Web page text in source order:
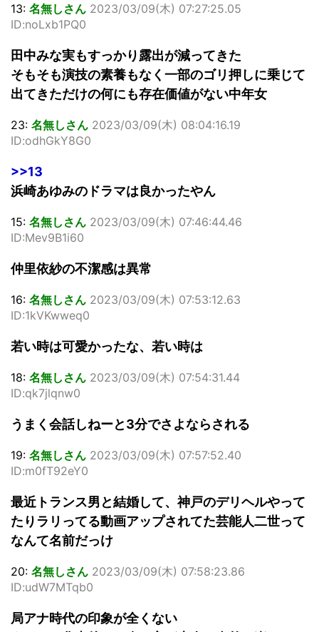
13: 名無しさん 2023/03/09(木) 07:27:25.05
ID:noLxb1PQ0
田中みな実もすっかり露出が減ってきた
そもそも演技の素養もなく一部のゴリ押しに乗じて
出てきただけの何にも存在価値がない中年女
23: 名無しさん 2023/03/09(木) 08:04:16.19
ID:odhGkY8G0
>>13
浜崎あゆみのドラマは良かったやん
15: 名無しさん 2023/03/09(木) 07:46:44.46
ID:Mev9B1i60
仲里依紗の不潔感は異常
16: 名無しさん 2023/03/09(木) 07:53:12.63
ID:1kVKwweq0
若い時は可愛かったな、若い時は
18: 名無しさん 2023/03/09(木) 07:54:31.44
ID:qk7jlqnw0
うまく会話しねーと3分でさよならされる
19: 名無しさん 2023/03/09(木) 07:57:52.40
ID:m0fT92eY0
最近トランス男と結婚して、神戸のデリヘルやって
たりラリってる動画アップされてた芸能人二世って
なんて名前だっけ
20: 名無しさん 2023/03/09(木) 07:58:23.86
ID:udW7MTqb0
局アナ時代の印象が全くない